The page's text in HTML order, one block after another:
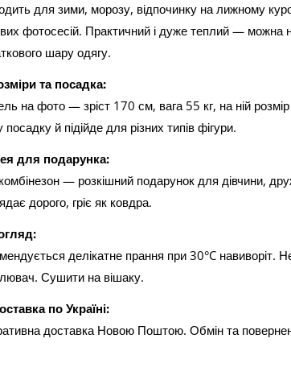
для зими, морозу, відпочинку на лижному
фотосесій. Практичний і дуже теплий — можна
шару одягу.
та посадка:
на фото — зріст 170 см, вага 55 кг, на ній
посадку й підійде для різних типів фігури.
для подарунка:
— розкішний подарунок для дівчини,
дорого, гріє як ковдра.
делікатне прання при 30°C навиворіт.
Сушити на вішаку.
по Україні:
доставка Новою Поштою. Обмін та